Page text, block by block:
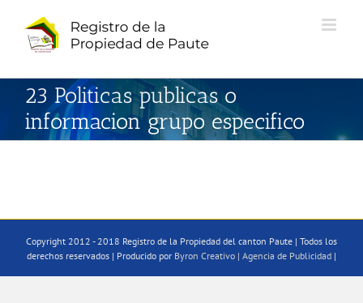
contenido
23 Politicas publicas o
informacion grupo especifico
Copyright 2012 - 2018 Registro de la Propiedad del canton Paute | Todos los
derechos reservados | Producido por Byron Creativo | Agencia de Publicidad |